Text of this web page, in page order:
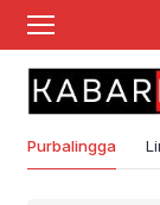
Purbalingga